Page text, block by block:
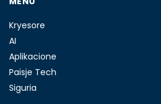
Kryesore
AI
Aplikacione
Paisje Tech
Siguria